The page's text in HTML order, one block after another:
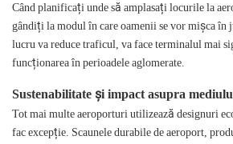
Când planificați unde să amplasați locurile la
gândiți la modul în care oamenii se vor mișca
lucru va reduce traficul, va face terminalul mai
funcționarea în perioadele aglomerate.
Sustenabilitate și impact asupra
Tot mai multe aeroporturi utilizează designuri
fac excepție. Scaunele durabile de aeroport,